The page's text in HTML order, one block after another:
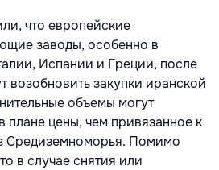
что европейские
заводы, особенно в
Испании и Греции, после
возобновить закупки иранской
объемы могут
плане цены, чем привязанное к
Средиземноморья. Помимо
в случае снятия или